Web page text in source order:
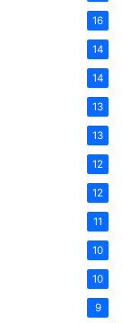
16
14
14
13
13
12
12
11
10
10
9